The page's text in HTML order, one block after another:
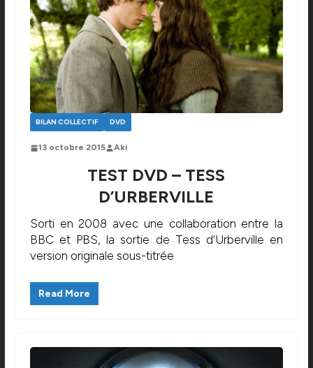
BILAN COLLECTIF DVD
13 octobre 2015 Aki
TEST DVD – TESS
D’URBERVILLE
Sorti en 2008 avec une collaboration entre la
BBC et PBS, la sortie de Tess d’Urberville en
version originale sous-titrée
Read More